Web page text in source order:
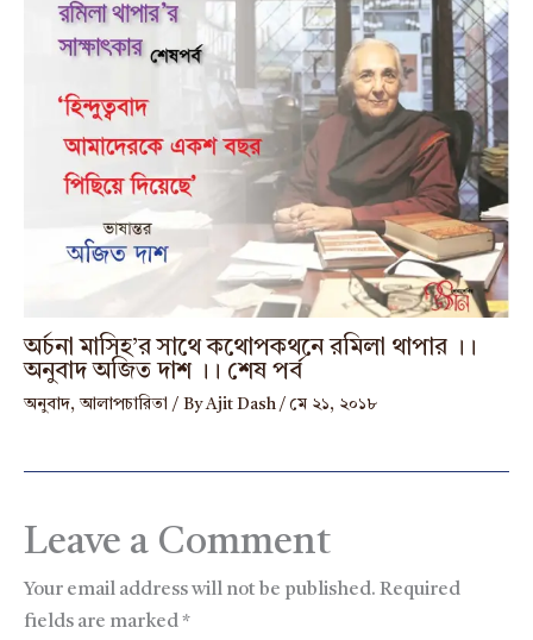
অর্চনা মাসিহ’র সাথে কথোপকথনে রমিলা থাপার ।।
অনুবাদ অজিত দাশ ।। শেষ পর্ব
অনুবাদ,আলাপচারিতা / ByAjit Dash / মে ২১, ২০১৮
Leave a Comment
Your email address will not be published. Required
fields are marked*